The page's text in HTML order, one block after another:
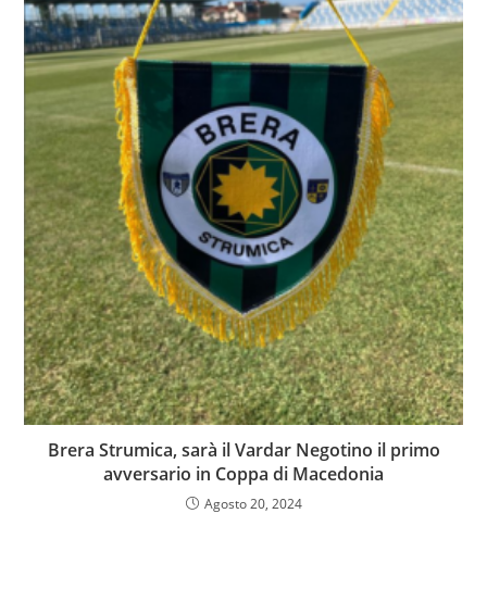
Brera Strumica, sarà il Vardar Negotino il primo
avversario in Coppa di Macedonia
Agosto 20, 2024